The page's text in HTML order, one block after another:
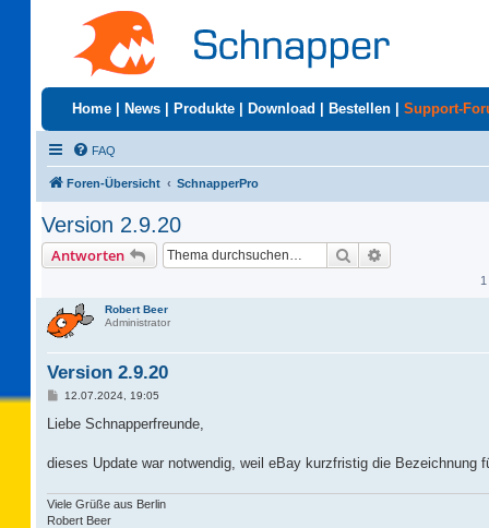
Home News Produkte Download Bestellen Support-
FAQ
Foren-Übersicht SchnapperPro
Version 2.9.20
Antworten Suche
Robert Beer
Administrator
Version 2.9.20
B
i
a
12.07.2024, 19:05
Liebe Schnapperfreunde,
dieses Update war notwendig, weil eBay kurzfristig die Bezeichnung
Viele Grüße aus Berlin
Robert Beer